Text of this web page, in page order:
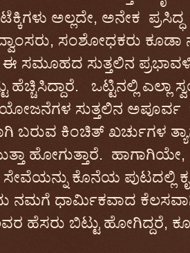
ಅಲ್ಲದೇ, ಅನೇಕ
ಸಂಶೋಧಕರು
ಈ ಸಮೂಹದ ಸುತ್ತಲಿನ
ಹೆಚ್ಚಿಸಿದ್ದಾರೆ. ಒಟ್ಟಿನಲ್ಲಿ ಎಲ್ಲಾ
ಸುತ್ತಲಿನ ಅಪೂರ್ವ
ಬರುವ ಕಿಂಚಿತ್‌ ಖರ್ಚುಗಳ
ಹೋಗುತ್ತಾರೆ. ಹಾಗಾಗಿಯೇ,
ಕೊನೆಯ ಪುಟದಲ್ಲಿ
ನಮಗೆ ಧಾರ್ಮಿಕವಾದ
ಹೆಸರು ಬಿಟ್ಟು ಹೋಗಿದ್ದರೆ,